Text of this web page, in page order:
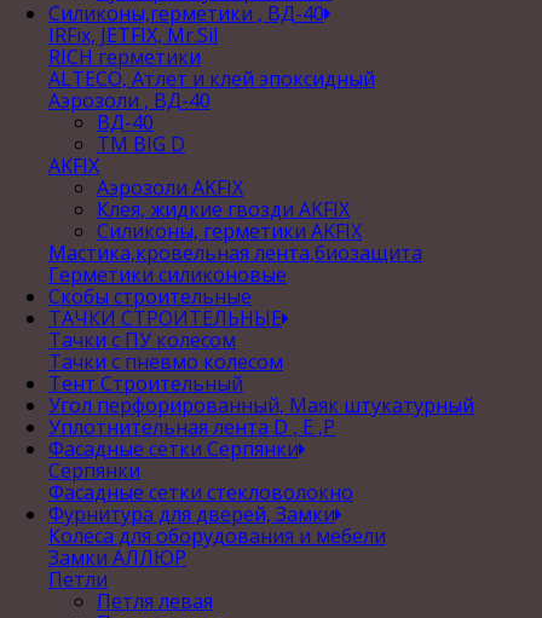
Силиконы,герметики , ВД-40
IRFix, JETFIX, Mr.Sil
RICH герметики
ALTECO, Атлет и клей эпоксидный
Аэрозоли , ВД-40
ВД-40
TM BIG D
AKFIX
Аэрозоли AKFIX
Клея, жидкие гвозди AKFIX
Силиконы, герметики AKFIX
Мастика,кровельная лента,биозащита
Герметики силиконовые
Скобы строительные
ТАЧКИ СТРОИТЕЛЬНЫЕ
Тачки с ПУ колесом
Тачки с пневмо колесом
Тент Строительный
Угол перфорированный, Маяк штукатурный
Уплотнительная лента D , Е ,P
Фасадные сетки Серпянки
Серпянки
Фасадные сетки стекловолокно
Фурнитура для дверей, Замки
Колеса для оборудования и мебели
Замки АЛЛЮР
Петли
Петля левая